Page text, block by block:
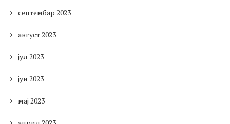
септембар 2023
август 2023
јул 2023
јун 2023
мај 2023